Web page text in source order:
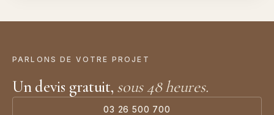
PARLONS DE VOTRE PROJET
Un devis gratuit, sous 48 heures.
03 26 500 700